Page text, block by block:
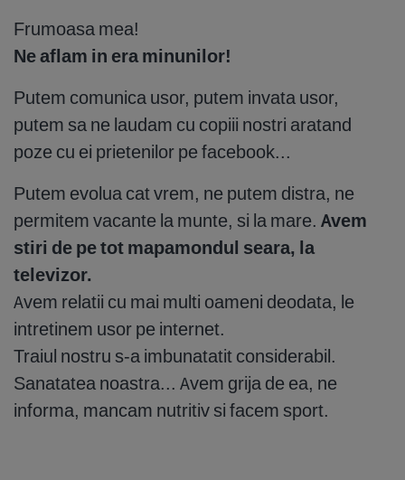
Frumoasa mea!
Ne aflam in era minunilor!
Putem comunica usor, putem invata usor,
putem sa ne laudam cu copiii nostri aratand
poze cu ei prietenilor pe facebook...
Putem evolua cat vrem, ne putem distra, ne
permitem vacante la munte, si la mare. Avem
stiri de pe tot mapamondul seara, la
televizor.
Avem relatii cu mai multi oameni deodata, le
intretinem usor pe internet.
Traiul nostru s-a imbunatatit considerabil.
Sanatatea noastra... Avem grija de ea, ne
informa, mancam nutritiv si facem sport.